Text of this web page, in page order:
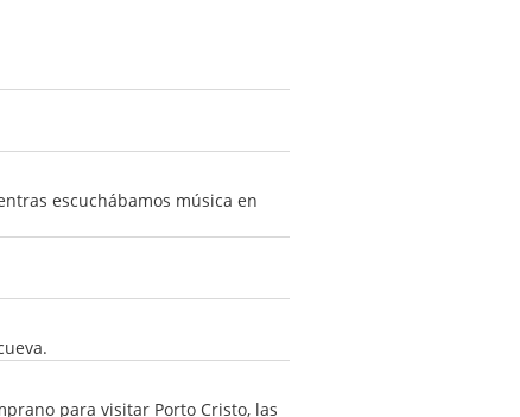
escuchábamos música en
para visitar Porto Cristo, las